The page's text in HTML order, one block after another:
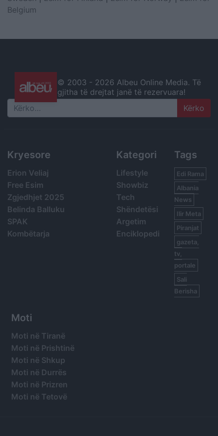
Belgium
© 2003 - 2026 Albeu Online Media. Të
gjitha të drejtat janë të rezervuara!
Search
Kryesore
Erion Veliaj
Free Esim
Zgjedhjet 2025
Belinda Balluku
SPAK
Kombëtarja
Kategori
Lifestyle
Showbiz
Tech
Shëndetësi
Argetim
Enciklopedi
Tags
Edi Rama
Albania
News
Ilir Meta
Piranjat
gazeta,
tv,
portale
Sali
Berisha
Moti
Moti në Tiranë
Moti në Prishtinë
Moti në Shkup
Moti në Durrës
Moti në Prizren
Moti në Tetovë